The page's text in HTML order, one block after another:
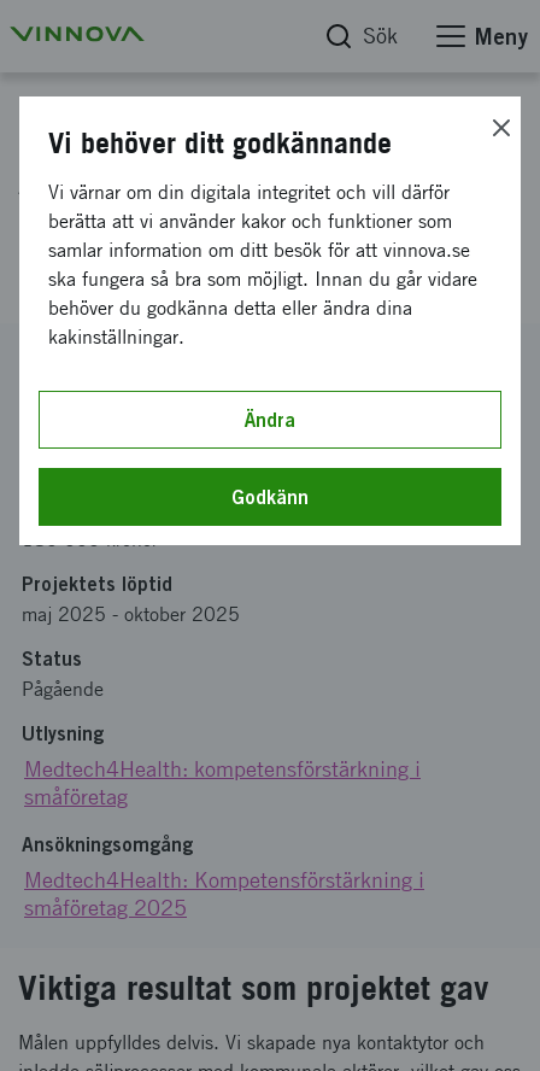
Sök Meny
AI-genererad klinisk
dokumentation: Etablering hos
regioner och kommuner
2025-00734
CuraStream AI AB
180 000 kronor
Projektets löptid
maj 2025 - oktober 2025
Status
Pågående
Utlysning
Medtech4Health: kompetensförstärkning i
småföretag
Ansökningsomgång
Medtech4Health: Kompetensförstärkning i
småföretag 2025
Viktiga resultat som projektet gav
Målen uppfylldes delvis. Vi skapade nya kontaktytor och
Vi behöver ditt godkännande
Vi värnar om din digitala integritet och vill därför
berätta att vi använder kakor och funktioner som
samlar information om ditt besök för att vinnova.se
ska fungera så bra som möjligt. Innan du går vidare
behöver du godkänna detta eller ändra dina
kakinställningar.
Ändra
Godkänn